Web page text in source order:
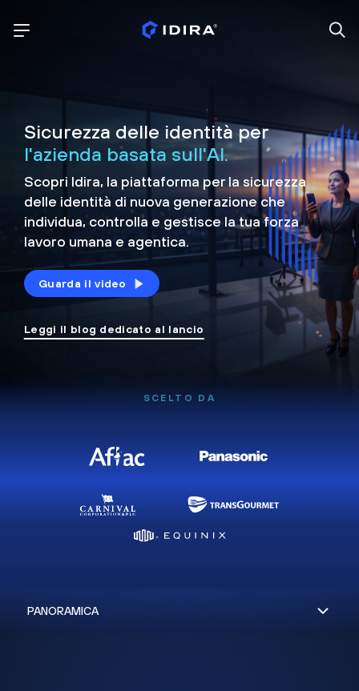
Sicurezza delle identità per
l'azienda basata sull'AI.
Scopri Idira, la piattaforma per la sicurezza
delle identità di nuova generazione che
individua, controlla e gestisce la tua forza
lavoro umana e agentica.
Guarda il video
Leggi il blog dedicato al lancio
SCELTO DA